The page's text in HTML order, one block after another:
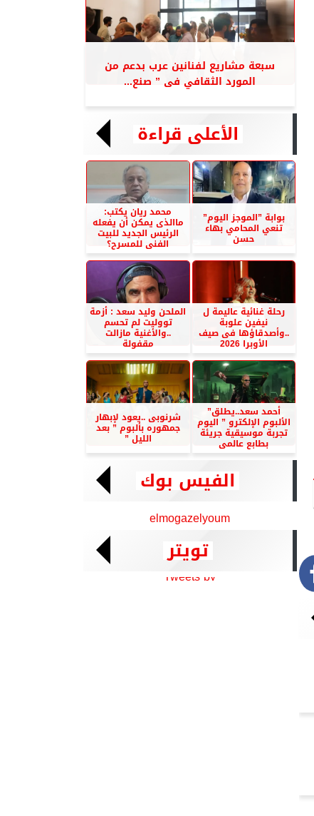
سبعة مشاريع لفنانين عرب بدعم من
المورد الثقافي فى ” صنع...
الأعلى قراءة
بوابة ”الموجز اليوم”
تنعي المحامي بهاء
حسن
محمد ريان يكتب:
ماالذى يمكن أن يفعله
الرئيس الجديد للبيت
الفنى للمسرح؟
رحلة غنائية عاليمة ل
نيفين علوبة
..وأصدقاؤها فى صيف
الأوبرا 2026
الملحن وليد سعد : أزمة
تووليت لم تحسم
..والأغنية مازالت
مقفولة
أحمد سعد..يطلق”
الألبوم الإلكترو ” اليوم
تجربة موسيقية جريئة
بطابع عالمى
شرنوبى ..يعود لإبهار
جمهوره بألبوم ” بعد
الليل ”
الفيس بوك
elmogazelyoum
تويتر
Tweets by